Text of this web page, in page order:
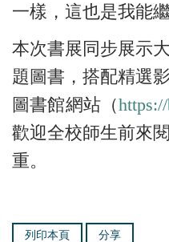
一樣，這也是我能
本次書展同步展示
題圖書，搭配精選
圖書館網站（
歡迎全校師生前來
重。
列印本頁 分享